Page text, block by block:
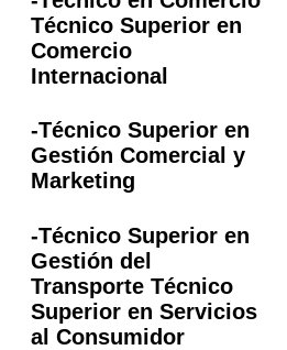
Técnico Superior en
Comercio
Internacional
-Técnico Superior en
Gestión Comercial y
Marketing
-Técnico Superior en
Gestión del
Transporte Técnico
Superior en Servicios
al Consumidor